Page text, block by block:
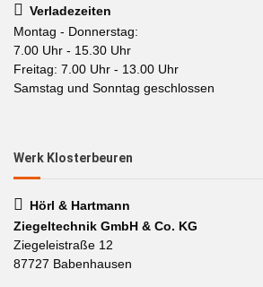
Verladezeiten
Montag - Donnerstag:
7.00 Uhr - 15.30 Uhr
Freitag: 7.00 Uhr - 13.00 Uhr
Samstag und Sonntag geschlossen
Werk Klosterbeuren
Hörl & Hartmann
Ziegeltechnik GmbH & Co. KG
Ziegeleistraße 12
87727 Babenhausen